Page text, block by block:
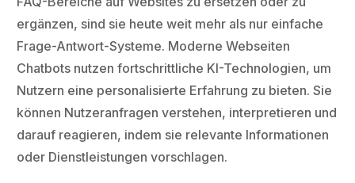
ergänzen, sind sie heute weit mehr als nur einfache
Frage-Antwort-Systeme. Moderne Webseiten
Chatbots nutzen fortschrittliche KI-Technologien, um
Nutzern eine personalisierte Erfahrung zu bieten. Sie
können Nutzeranfragen verstehen, interpretieren und
darauf reagieren, indem sie relevante Informationen
oder Dienstleistungen vorschlagen.